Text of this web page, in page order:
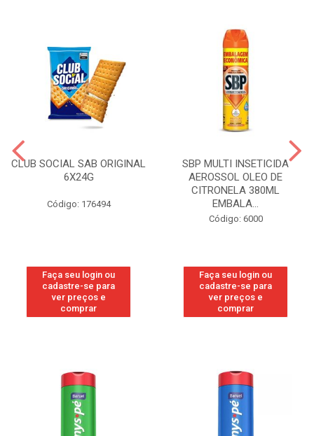
CLUB SOCIAL SAB ORIGINAL
6X24G
Código: 176494
Faça seu login ou
cadastre-se para
ver preços e
comprar
SBP MULTI INSETICIDA
AEROSSOL OLEO DE
CITRONELA 380ML
EMBALA...
Código: 6000
Faça seu login ou
cadastre-se para
ver preços e
comprar